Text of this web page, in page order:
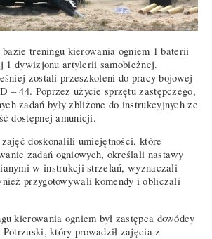
bazie treningu kierowania ogniem 1 baterii
1 dywizjonu artylerii samobieżnej.
zostali przeszkoleni do pracy bojowej
– 44. Poprzez użycie sprzętu zastępczego,
zadań były zbliżone do instrukcyjnych ze
dostępnej amunicji.
doskonalili umiejętności, które
zadań ogniowych, określali nastawy
w instrukcji strzelań, wyznaczali
przygotowywali komendy i obliczali
kierowania ogniem był zastępca dowódcy
Potrzuski, który prowadził zajęcia z